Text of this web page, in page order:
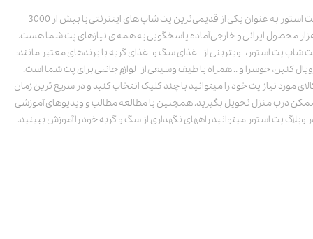
پت استور به عنوان یکی از قدیمی‌ترین پت شاپ های اینترنتی با بیش از 3000
محصول ایرانی و خارجی آماده پاسخگویی به همه ی نیازهای پت شما هست.
شاپ پت استور، ویترینی از غذای سگ و غذای گربه با برندهای معتبر مانند:
کنین، جوسرا و .. همراه با طیف وسیعی از لوازم جانبی برای پت شما است.
مورد نیاز پت خود را میتوانید با چند کلیک انتخاب کنید و در سریع ترین زمان
درب منزل تحویل بگیرید. همچنین با مطالعه مطالب و ویدیوهای آموزشی
وبلاگ پت استور میتوانید راههای نگهداری از سگ و گربه خود را آموزش ببینید.